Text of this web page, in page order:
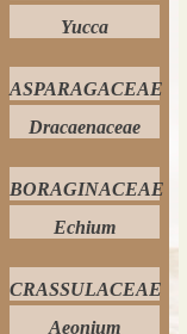
Yucca
ASPARAGACEAE
Dracaenaceae
BORAGINACEAE
Echium
CRASSULACEAE
Aeonium